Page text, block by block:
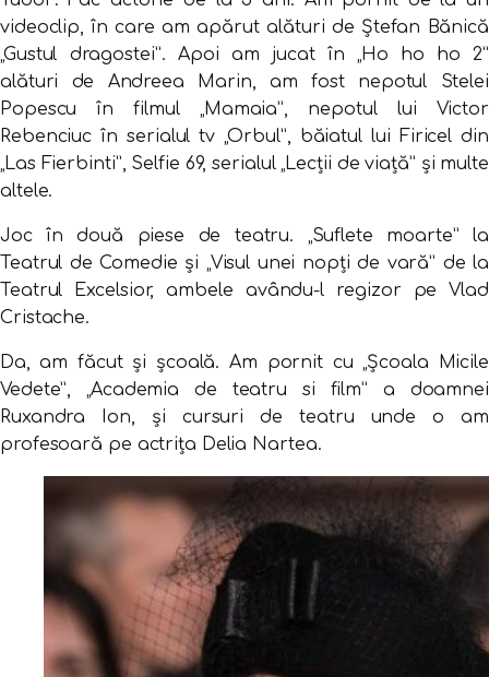
videoclip, în care am apărut alături de Ştefan Bănică
„Gustul dragostei”. Apoi am jucat în „Ho ho ho 2”
alături de Andreea Marin, am fost nepotul Stelei
Popescu în filmul „Mamaia”, nepotul lui Victor
Rebenciuc în serialul tv „Orbul”, băiatul lui Firicel din
„Las Fierbinti”, Selfie 69, serialul „Lecţii de viaţă” şi multe
altele.
Joc în două piese de teatru. „Suflete moarte” la
Teatrul de Comedie şi „Visul unei nopţi de vară” de la
Teatrul Excelsior, ambele avându-l regizor pe Vlad
Cristache.
Da, am făcut şi şcoală. Am pornit cu „Şcoala Micile
Vedete”, „Academia de teatru si film” a doamnei
Ruxandra Ion, şi cursuri de teatru unde o am
profesoară pe actriţa Delia Nartea.